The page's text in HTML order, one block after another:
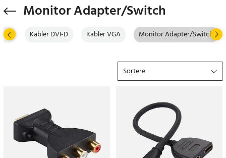
Monitor Adapter/Switch
Kabler DVI-D Kabler VGA Monitor Adapter/Switch
Sortere